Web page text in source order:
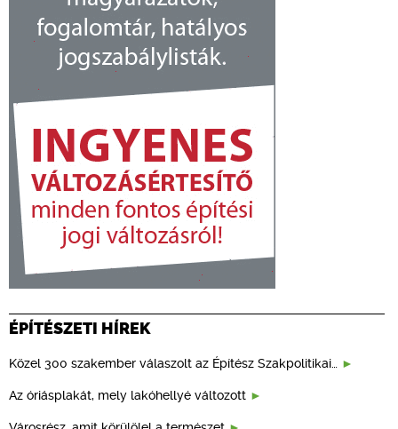
ÉPÍTÉSZETI HÍREK
Közel 300 szakember válaszolt az Építész Szakpolitikai…
Az óriásplakát, mely lakóhellyé változott